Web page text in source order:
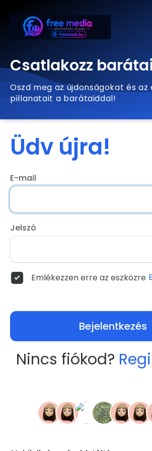
Csatlakozz
Oszd meg az újdonságokat és az
pillanatait a barátaiddal!
Üdv újra!
E-mail
Jelszó
Emlékezzen erre az eszközre
Bejelentkezés
Nincs fiókod?